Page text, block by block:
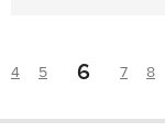
4 5 6 7 8